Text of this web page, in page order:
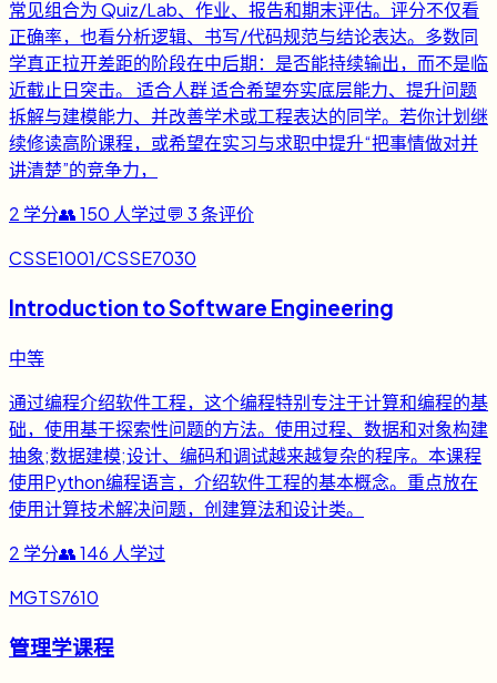
常见组合为 Quiz/Lab、作业、报告和期末评估。评分不仅看
正确率，也看分析逻辑、书写/代码规范与结论表达。多数同
学真正拉开差距的阶段在中后期：是否能持续输出，而不是临
近截止日突击。 适合人群 适合希望夯实底层能力、提升问题
拆解与建模能力、并改善学术或工程表达的同学。若你计划继
续修读高阶课程，或希望在实习与求职中提升“把事情做对并
讲清楚”的竞争力，
2 学分👥150 人学过💬 3条评价
CSSE1001/CSSE7030
Introduction to Software Engineering
中等
通过编程介绍软件工程，这个编程特别专注于计算和编程的基
础，使用基于探索性问题的方法。使用过程、数据和对象构建
抽象;数据建模;设计、编码和调试越来越复杂的程序。本课程
使用Python编程语言，介绍软件工程的基本概念。重点放在
使用计算技术解决问题，创建算法和设计类。
2 学分👥146 人学过
MGTS7610
管理学课程